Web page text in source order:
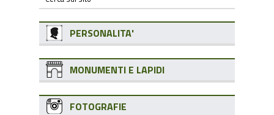
PERSONALITA'
MONUMENTI E LAPIDI
FOTOGRAFIE